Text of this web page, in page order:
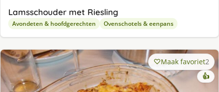
Lamsschouder met Riesling
Avondeten & hoofdgerechten Ovenschotels & eenpans
Maak favoriet2
👍